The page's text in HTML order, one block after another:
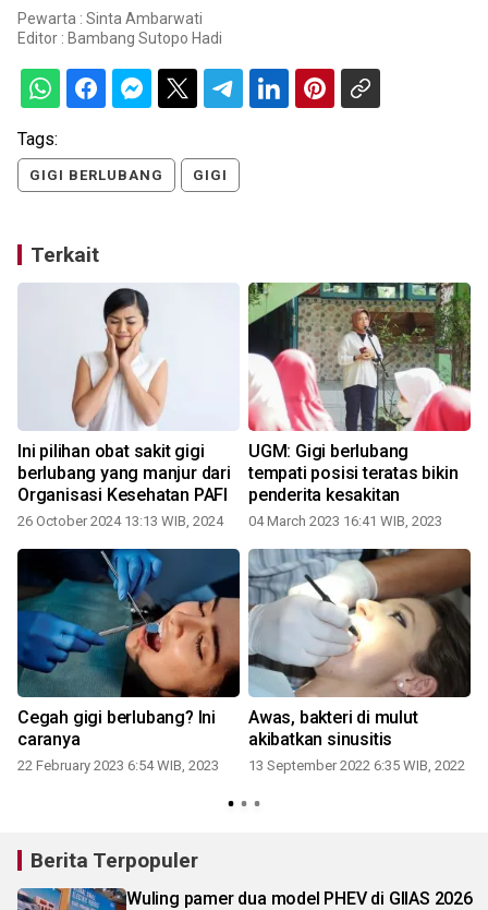
Pewarta : Sinta Ambarwati
Editor : Bambang Sutopo Hadi
Tags:
GIGI BERLUBANG GIGI
Terkait
Ini pilihan obat sakit gigi
berlubang yang manjur dari
Organisasi Kesehatan PAFI
26 October 2024 13:13 WIB, 2024
UGM: Gigi berlubang
tempati posisi teratas bikin
penderita kesakitan
04 March 2023 16:41 WIB, 2023
Cegah gigi berlubang? Ini
caranya
22 February 2023 6:54 WIB, 2023
Awas, bakteri di mulut
akibatkan sinusitis
13 September 2022 6:35 WIB, 2022
Berita Terpopuler
Wuling pamer dua model PHEV di GIIAS 2026